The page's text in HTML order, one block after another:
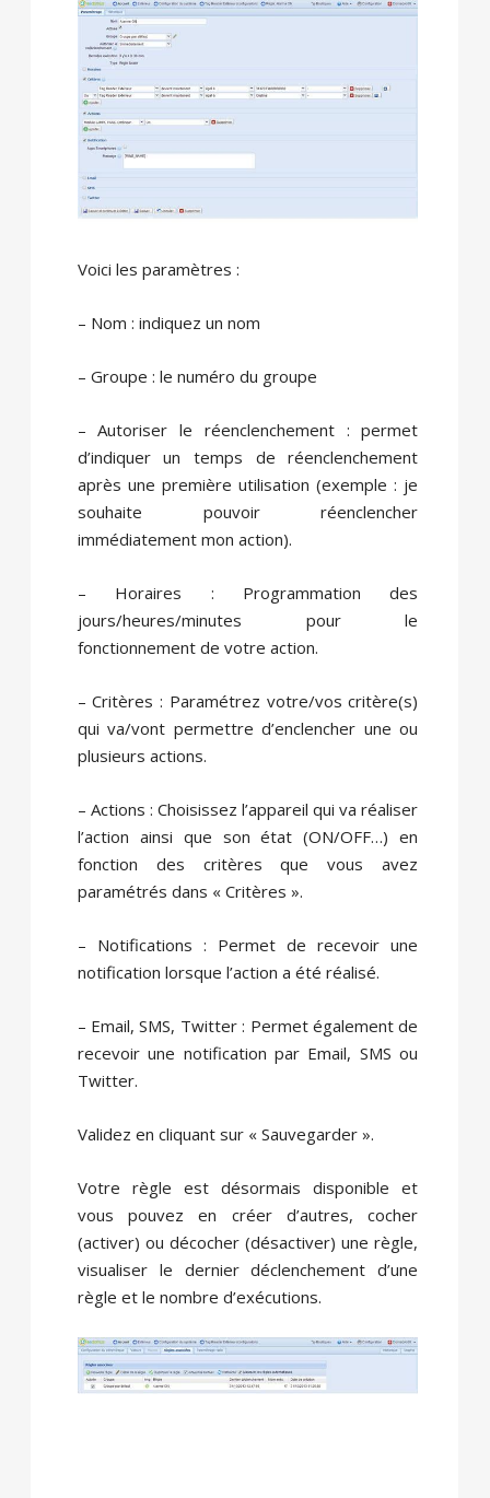
Voici les paramètres :
– Nom : indiquez un nom
– Groupe : le numéro du groupe
– Autoriser le réenclenchement : permet
d’indiquer un temps de réenclenchement
après une première utilisation (exemple : je
souhaite pouvoir réenclencher
immédiatement mon action).
– Horaires : Programmation des
jours/heures/minutes pour le
fonctionnement de votre action.
– Critères : Paramétrez votre/vos critère(s)
qui va/vont permettre d’enclencher une ou
plusieurs actions.
– Actions : Choisissez l’appareil qui va réaliser
l’action ainsi que son état (ON/OFF…) en
fonction des critères que vous avez
paramétrés dans « Critères ».
– Notifications : Permet de recevoir une
notification lorsque l’action a été réalisé.
– Email, SMS, Twitter : Permet également de
recevoir une notification par Email, SMS ou
Twitter.
Validez en cliquant sur « Sauvegarder ».
Votre règle est désormais disponible et
vous pouvez en créer d’autres, cocher
(activer) ou décocher (désactiver) une règle,
visualiser le dernier déclenchement d’une
règle et le nombre d’exécutions.